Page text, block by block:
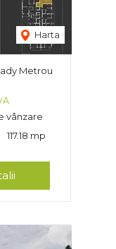
Harta
Metrou
vânzare
117.18 mp